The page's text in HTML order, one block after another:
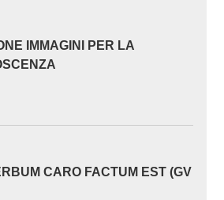
IMMAGINI PER LA
CARO FACTUM EST (GV